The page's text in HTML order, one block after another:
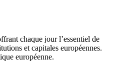
chaque jour l’essentiel de
et capitales européennes.
européenne.